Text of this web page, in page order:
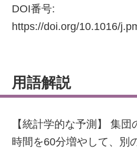
DOI番号:
https://doi.org/10.1016/
用語解説
【統計学的な予測】 集
時間を60分増やして、別